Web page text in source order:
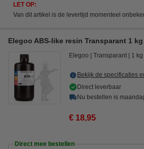
LET OP:
Van dit artikel is de levertijd momenteel
Elegoo ABS-like resin Transparant 1 kg
Elegoo Transparant 1 kg
Bekijk de specificaties
Direct leverbaar
Nu bestellen is
€ 18,95
Direct mee bestellen